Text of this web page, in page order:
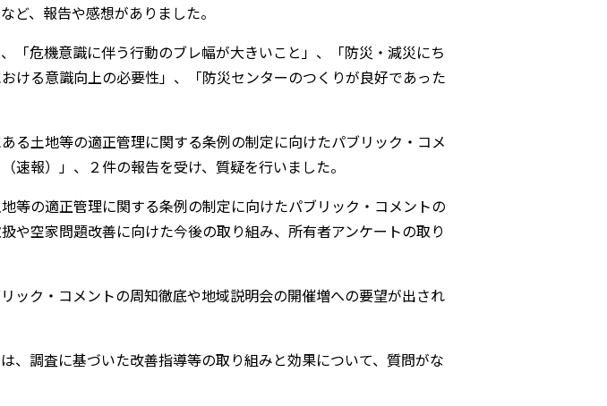
ど、報告や感想がありました。
「危機意識に伴う行動のブレ幅が大きいこと」、「防災・減災にち
ける意識向上の必要性」、「防災センターのつくりが良好であった
る土地等の適正管理に関する条例の制定に向けたパブリック・コメ
報）」、２件の報告を受け、質疑を行いました。
等の適正管理に関する条例の制定に向けたパブリック・コメントの
や空家問題改善に向けた今後の取り組み、所有者アンケートの取り
ック・コメントの周知徹底や地域説明会の開催増への要望が出され
、調査に基づいた改善指導等の取り組みと効果について、質問がな